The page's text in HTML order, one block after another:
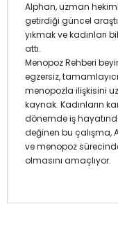
Alphan, uzman
getirdiği güncel
yıkmak ve kadınları
attı.
Menopoz Rehberi
egzersiz,
menopozla ilişkisini
kaynak. Kadınların
dönemde iş
değinen bu çalışma,
ve menopoz
olmasını amaçlıyor.